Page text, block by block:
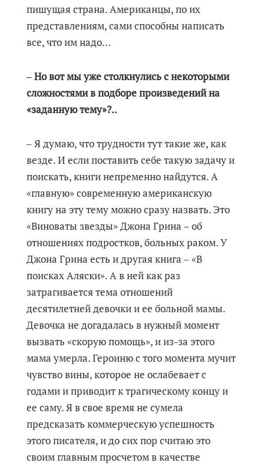
пишущая страна. Американцы, по их
представлениям, сами способны написать
все, что им надо…
‒ Но вот мы уже столкнулись с некоторыми
сложностями в подборе произведений на
«заданную тему»?..
‒ Я думаю, что трудности тут такие же, как
везде. И если поставить себе такую задачу и
поискать, книги непременно найдутся. А
«главную» современную американскую
книгу на эту тему можно сразу назвать. Это
«Виноваты звезды» Джона Грина – об
отношениях подростков, больных раком. У
Джона Грина есть и другая книга ‒ «В
поисках Аляски». А в ней как раз
затрагивается тема отношений
десятилетней девочки и ее больной мамы.
Девочка не догадалась в нужный момент
вызвать «скорую помощь», и из-за этого
мама умерла. Героиню с того момента мучит
чувство вины, которое не ослабевает с
годами и приводит к трагическому концу и
ее саму. Я в свое время не сумела
предсказать коммерческую успешность
этого писателя, и до сих пор считаю это
своим главным просчетом в качестве